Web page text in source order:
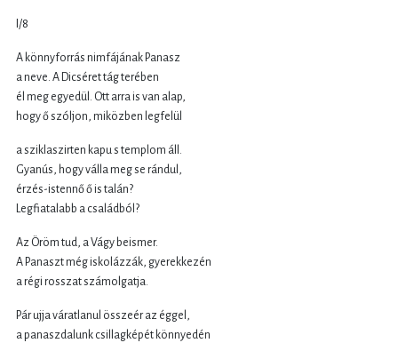
I/8
A könnyforrás nimfájának Panasz
a neve. A Dicséret tág terében
él meg egyedül. Ott arra is van alap,
hogy ő szóljon, miközben legfelül
a sziklaszirten kapu s templom áll.
Gyanús, hogy válla meg se rándul,
érzés-istennő ő is talán?
Legfiatalabb a családból?
Az Öröm tud, a Vágy beismer.
A Panaszt még iskolázzák, gyerekkezén
a régi rosszat számolgatja.
Pár ujja váratlanul összeér az éggel,
a panaszdalunk csillagképét könnyedén